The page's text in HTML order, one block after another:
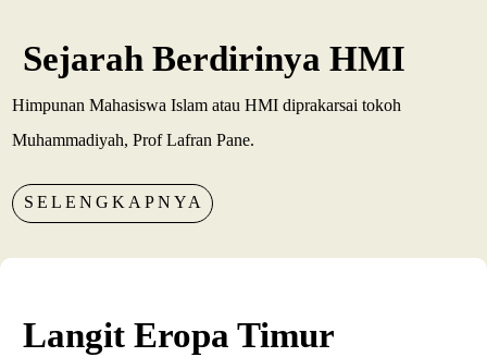
Sejarah Berdirinya HMI
Himpunan Mahasiswa Islam atau HMI diprakarsai tokoh
Muhammadiyah, Prof Lafran Pane.
SELENGKAPNYA
Langit Eropa Timur